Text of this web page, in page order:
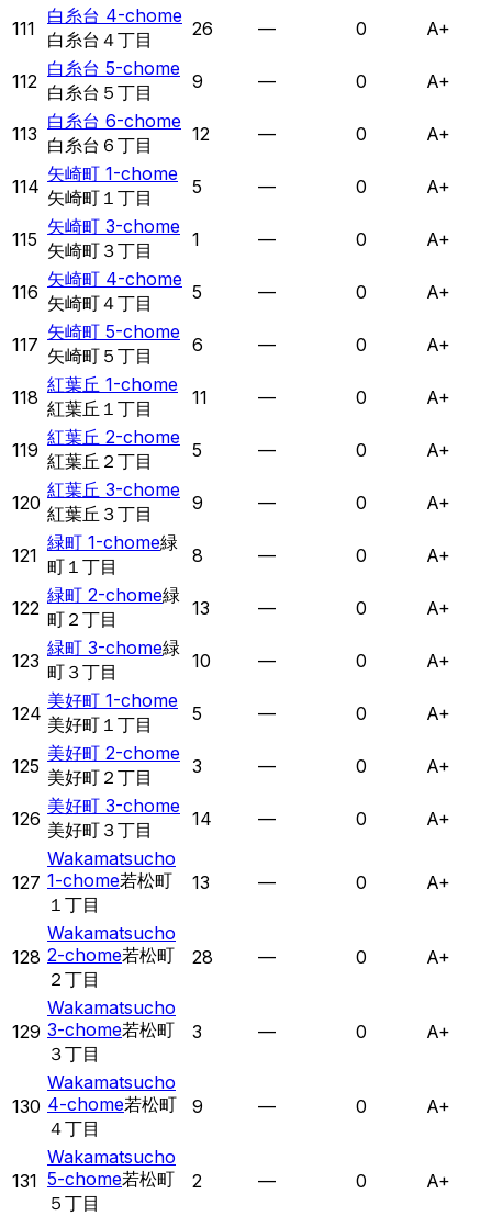
111
白糸台 4-chome
白糸台４丁目
26 — 0 A+
112
白糸台 5-chome
白糸台５丁目
9 — 0 A+
113
白糸台 6-chome
白糸台６丁目
12 — 0 A+
114
矢崎町 1-chome
矢崎町１丁目
5 — 0 A+
115
矢崎町 3-chome
矢崎町３丁目
1 — 0 A+
116
矢崎町 4-chome
矢崎町４丁目
5 — 0 A+
117
矢崎町 5-chome
矢崎町５丁目
6 — 0 A+
118
紅葉丘 1-chome
紅葉丘１丁目
11 — 0 A+
119
紅葉丘 2-chome
紅葉丘２丁目
5 — 0 A+
120
紅葉丘 3-chome
紅葉丘３丁目
9 — 0 A+
121
緑町 1-chome緑
町１丁目
8 — 0 A+
122
緑町 2-chome緑
町２丁目
13 — 0 A+
123
緑町 3-chome緑
町３丁目
10 — 0 A+
124
美好町 1-chome
美好町１丁目
5 — 0 A+
125
美好町 2-chome
美好町２丁目
3 — 0 A+
126
美好町 3-chome
美好町３丁目
14 — 0 A+
127
Wakamatsucho
1-chome若松町
１丁目
13 — 0 A+
128
Wakamatsucho
2-chome若松町
２丁目
28 — 0 A+
129
Wakamatsucho
3-chome若松町
３丁目
3 — 0 A+
130
Wakamatsucho
4-chome若松町
４丁目
9 — 0 A+
131
Wakamatsucho
5-chome若松町
５丁目
2 — 0 A+